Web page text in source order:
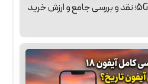
شیائومی ردمی نوت 15 پرو 5G؛ نقد و بررسی جامع و ارزش خرید